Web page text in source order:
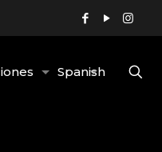
Spanish